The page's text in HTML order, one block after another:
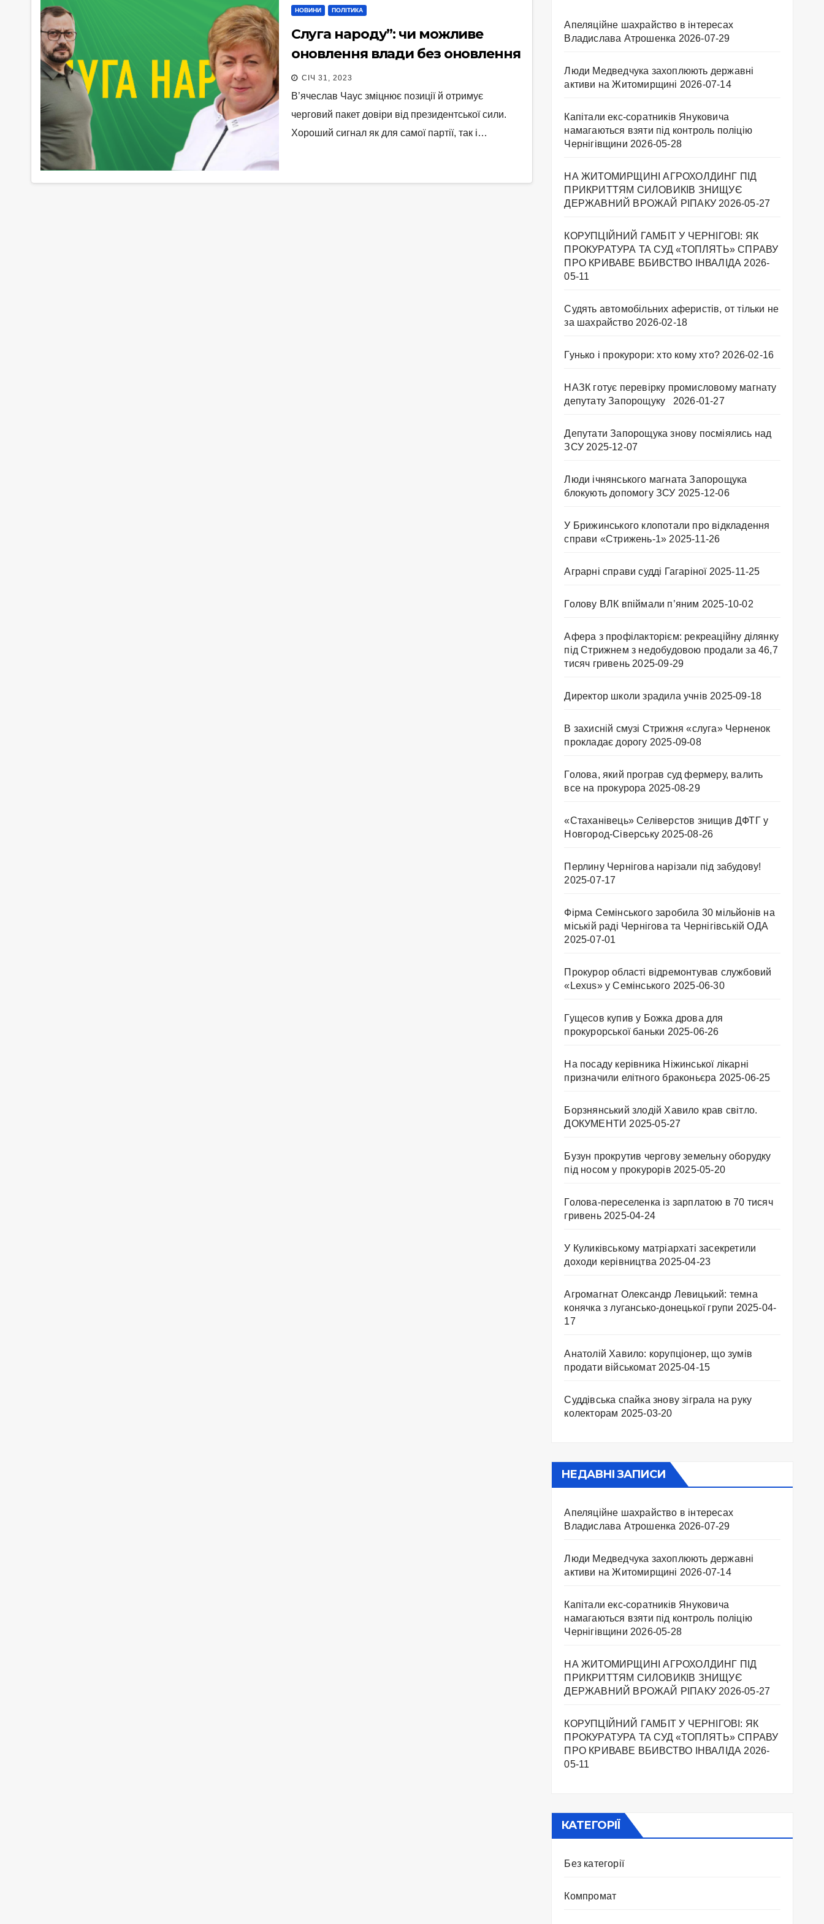
НОВИНИ ПОЛІТИКА
Слуга народу”: чи можливе
оновлення влади без оновлення
силового блоку?
СІЧ 31, 2023
В’ячеслав Чаус зміцнює позиції й отримує
черговий пакет довіри від президентської сили.
Хороший сигнал як для самої партії, так і…
Апеляційне шахрайство в інтересах
Владислава Атрошенка 2026-07-29
Люди Медведчука захоплюють державні
активи на Житомирщині 2026-07-14
Капітали екс-соратників Януковича
намагаються взяти під контроль поліцію
Чернігівщини 2026-05-28
НА ЖИТОМИРЩИНІ АГРОХОЛДИНГ ПІД
ПРИКРИТТЯМ СИЛОВИКІВ ЗНИЩУЄ
ДЕРЖАВНИЙ ВРОЖАЙ РІПАКУ ​ 2026-05-27
КОРУПЦІЙНИЙ ГАМБІТ У ЧЕРНІГОВІ: ЯК
ПРОКУРАТУРА ТА СУД «ТОПЛЯТЬ» СПРАВУ
ПРО КРИВАВЕ ВБИВСТВО ІНВАЛІДА 2026-
05-11
Судять автомобільних аферистів, от тільки не
за шахрайство 2026-02-18
Гунько і прокурори: хто кому хто? 2026-02-16
НАЗК готує перевірку промисловому магнату
депутату Запорощуку
2026-01-27
Депутати Запорощука знову посміялись над
ЗСУ 2025-12-07
Люди ічнянського магната Запорощука
блокують допомогу ЗСУ 2025-12-06
У Брижинського клопотали про відкладення
справи «Стрижень-1» 2025-11-26
Аграрні справи судді Гагаріної 2025-11-25
Голову ВЛК впіймали п’яним 2025-10-02
Афера з профілакторієм: рекреаційну ділянку
під Стрижнем з недобудовою продали за 46,7
тисяч гривень 2025-09-29
Директор школи зрадила учнів 2025-09-18
В захисній смузі Стрижня «слуга» Черненок
прокладає дорогу 2025-09-08
Голова, який програв суд фермеру, валить
все на прокурора 2025-08-29
«Стаханівець» Селіверстов знищив ДФТГ у
Новгород-Сіверську 2025-08-26
Перлину Чернігова нарізали під забудову!
2025-07-17
Фірма Семінського заробила 30 мільйонів на
міській раді Чернігова та Чернігівській ОДА
2025-07-01
Прокурор області відремонтував службовий
«Lexus» у Семінського 2025-06-30
Гущесов купив у Божка дрова для
прокурорської баньки 2025-06-26
На посаду керівника Ніжинської лікарні
призначили елітного браконьєра 2025-06-25
Борзнянський злодій Хавило крав світло.
ДОКУМЕНТИ 2025-05-27
Бузун прокрутив чергову земельну оборудку
під носом у прокурорів 2025-05-20
Голова-переселенка із зарплатою в 70 тисяч
гривень 2025-04-24
У Куликівському матріархаті засекретили
доходи керівництва 2025-04-23
Агромагнат Олександр Левицький: темна
конячка з лугансько-донецької групи 2025-04-
17
Анатолій Хавило: корупціонер, що зумів
продати військомат 2025-04-15
Суддівська спайка знову зіграла на руку
колекторам 2025-03-20
НЕДАВНІ ЗАПИСИ
Апеляційне шахрайство в інтересах
Владислава Атрошенка 2026-07-29
Люди Медведчука захоплюють державні
активи на Житомирщині 2026-07-14
Капітали екс-соратників Януковича
намагаються взяти під контроль поліцію
Чернігівщини 2026-05-28
НА ЖИТОМИРЩИНІ АГРОХОЛДИНГ ПІД
ПРИКРИТТЯМ СИЛОВИКІВ ЗНИЩУЄ
ДЕРЖАВНИЙ ВРОЖАЙ РІПАКУ ​ 2026-05-27
КОРУПЦІЙНИЙ ГАМБІТ У ЧЕРНІГОВІ: ЯК
ПРОКУРАТУРА ТА СУД «ТОПЛЯТЬ» СПРАВУ
ПРО КРИВАВЕ ВБИВСТВО ІНВАЛІДА 2026-
05-11
КАТЕГОРІЇ
Без категорії
Компромат